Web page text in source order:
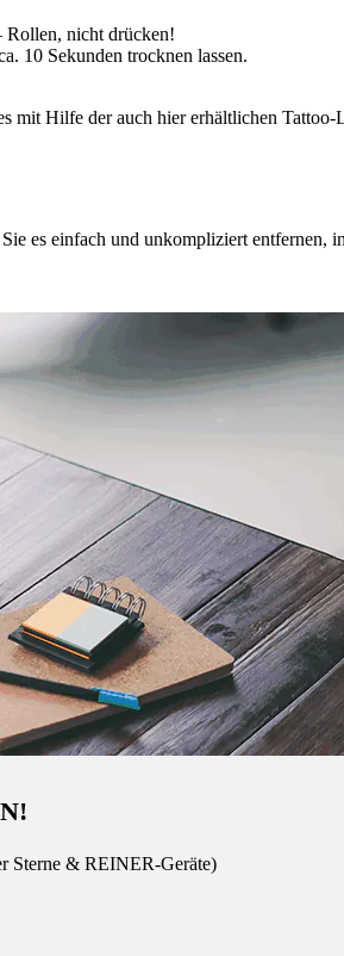
Rollen, nicht drücken!
10 Sekunden trocknen lassen.
mit Hilfe der auch hier erhältlichen
es einfach und unkompliziert entfernen,
Sterne & REINER-Geräte)